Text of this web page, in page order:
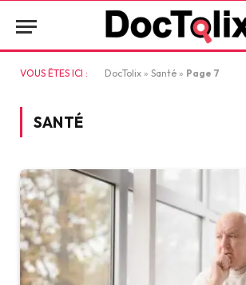
VOUS ÊTES ICI : DocTolix » Santé » Page 7
SANTÉ